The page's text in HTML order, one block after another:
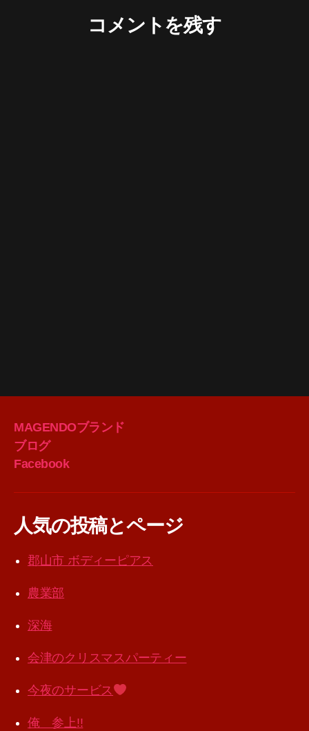
コメントを残す
MAGENDOブランド
ブログ
Facebook
人気の投稿とページ
郡山市 ボディーピアス
農業部
深海
会津のクリスマスパーティー
今夜のサービス
俺 参上!!